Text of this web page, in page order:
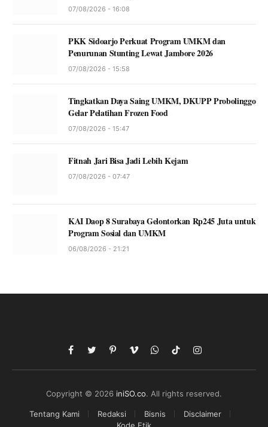
07/08/2026 - 16:08
PKK Sidoarjo Perkuat Program UMKM dan
Penurunan Stunting Lewat Jambore 2026
07/08/2026 - 15:58
Tingkatkan Daya Saing UMKM, DKUPP Probolinggo
Gelar Pelatihan Frozen Food
07/08/2026 - 15:47
Fitnah Jari Bisa Jadi Lebih Kejam
07/08/2026 - 07:47
KAI Daop 8 Surabaya Gelontorkan Rp245 Juta untuk
Program Sosial dan UMKM
06/08/2026 - 21:21
Facebook
TwitterPinterestVimeoWhatsApp
TikTokInstagram
Copyright © 2026 iniSO.co. All rights reserved.
Tentang Kami Redaksi Bisnis
Disclaimer
Kode Etik